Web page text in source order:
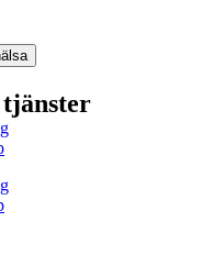
tjänster